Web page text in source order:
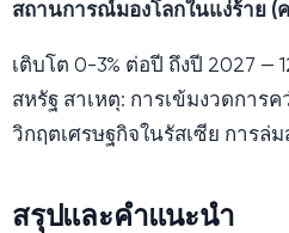
สถานการณ์มองโลกในแง่ร้าย (
เติบโต 0-3% ต่อปี ถึงปี 2027 —
สหรัฐ สาเหตุ: การเข้มงวดการ
วิกฤตเศรษฐกิจในรัสเซีย การล่
สรุปและคำแนะนำ